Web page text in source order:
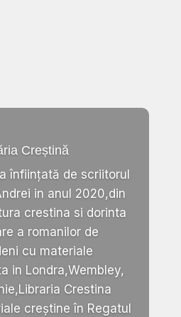
Creștină
înființată de scriitorul
in anul 2020,din
crestina si dorinta
a romanilor de
cu materiale
in Londra,Wembley,
Crestina
creștine în Regatul